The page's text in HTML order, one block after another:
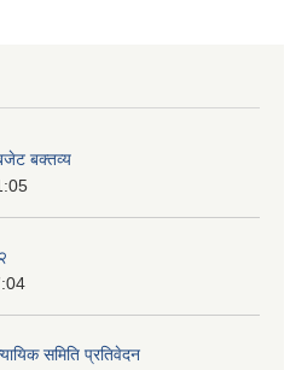
बक्तव्य
समिति प्रतिवेदन